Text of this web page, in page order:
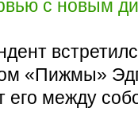
с новым
«Пижмы»
между